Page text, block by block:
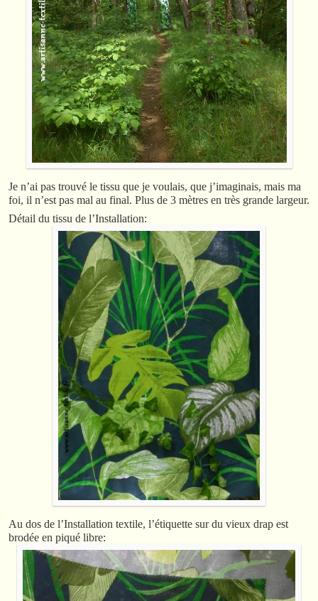
Je n’ai pas trouvé le tissu que je voulais, que j’imaginais, mais ma
foi, il n’est pas mal au final. Plus de 3 mètres en très grande largeur.
Détail du tissu de l’Installation:
Au dos de l’Installation textile, l’étiquette sur du vieux drap est
brodée en piqué libre: